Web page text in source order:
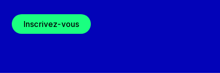
Inscrivez-vous